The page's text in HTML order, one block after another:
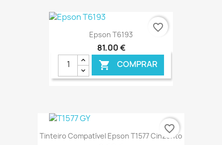
€ ONLINE
Epson T6193
81,00 €
 COMPRAR
€ ONLINE
favorite_border
Tinteiro Compatível Epson T1577 Cinzento
favorite_border